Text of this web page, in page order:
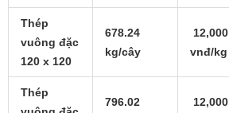
Thép
vuông đặc
120 x 120
678.24
kg/cây
12,000
vnđ/kg
Thép
796.02
12,000